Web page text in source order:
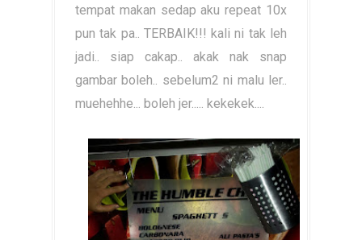
tempat makan sedap aku repeat 10x
pun tak pa.. TERBAIK!!! kali ni tak leh
jadi.. siap cakap.. akak nak snap
gambar boleh.. sebelum2 ni malu ler..
muehehhe... boleh jer..... kekekek....